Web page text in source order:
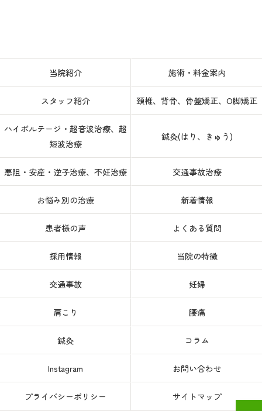
当院紹介 施術・料金案内
スタッフ紹介 頚椎、背骨、骨盤矯正、O脚矯正
ハイボルテージ・超音波治療、超
短波治療
鍼灸(はり、きゅう)
悪阻・安産・逆子治療、不妊治療 交通事故治療
お悩み別の治療 新着情報
患者様の声 よくある質問
採用情報 当院の特徴
交通事故 妊婦
肩こり 腰痛
鍼灸 コラム
Instagram お問い合わせ
プライバシーポリシー サイトマップ